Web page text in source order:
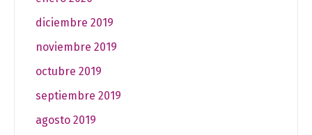
diciembre 2019
noviembre 2019
octubre 2019
septiembre 2019
agosto 2019